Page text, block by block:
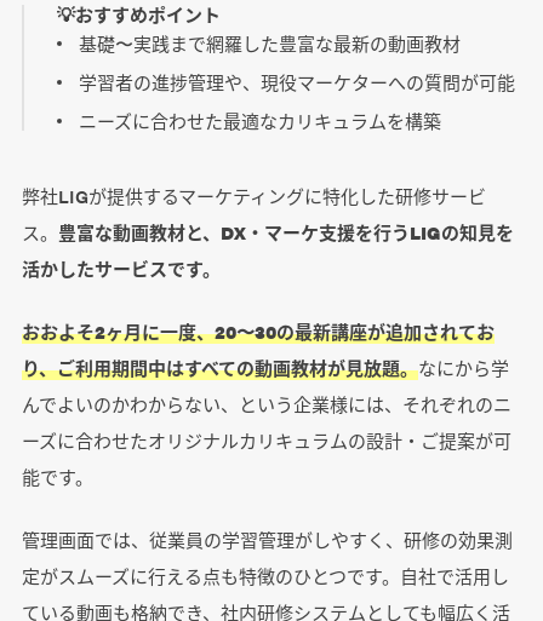
💡おすすめポイント
基礎〜実践まで網羅した豊富な最新の動画教材
学習者の進捗管理や、現役マーケターへの質問が可能
ニーズに合わせた最適なカリキュラムを構築
弊社LIGが提供するマーケティングに特化した研修サービ
ス。 豊富な動画教材と、DX・マーケ支援を行うLIGの知見を
活かしたサービスです。
おおよそ2ヶ月に一度、20〜30の最新講座が追加されてお
り、ご利用期間中はすべての動画教材が見放題。なにから学
んでよいのかわからない、という企業様には、それぞれのニ
ーズに合わせたオリジナルカリキュラムの設計・ご提案が可
能です。
管理画面では、従業員の学習管理がしやすく、研修の効果測
定がスムーズに行える点も特徴のひとつです。自社で活用し
ている動画も格納でき、社内研修システムとしても幅広く活